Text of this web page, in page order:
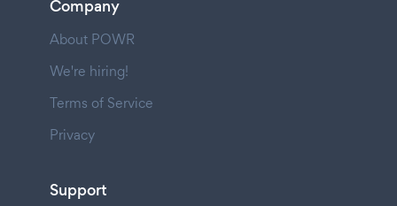
Company
About POWR
We're hiring!
Terms of Service
Privacy
Support